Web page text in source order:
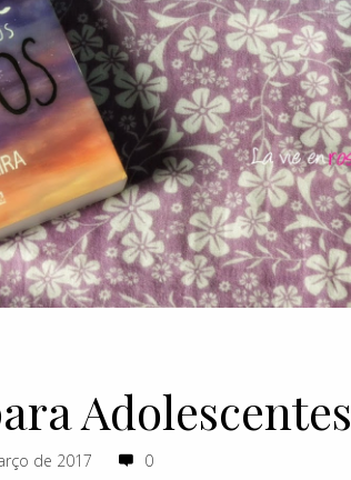
Adolescentes
de 2017 0